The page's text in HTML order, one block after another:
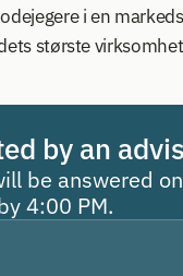
i en
største
by an
be answered
4:00 PM.